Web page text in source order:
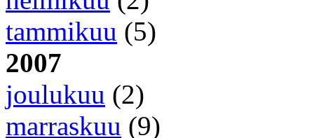
tammikuu (5)
2007
joulukuu (2)
marraskuu (9)